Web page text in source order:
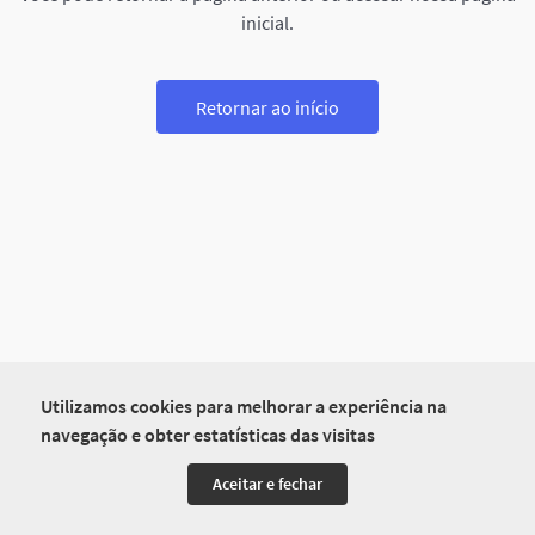
Utilizamos cookies para melhorar a experiência na
navegação e obter estatísticas das visitas
Aceitar e fechar
inicial.
Retornar ao início